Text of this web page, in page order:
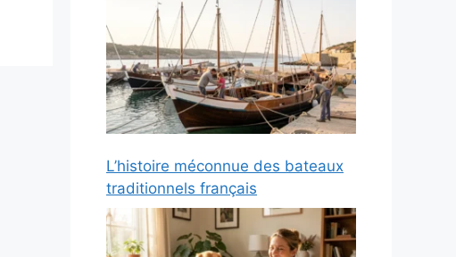
L’histoire méconnue des bateaux
traditionnels français